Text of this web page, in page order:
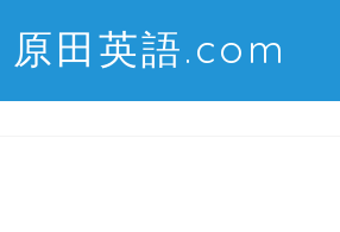
原田英語.com